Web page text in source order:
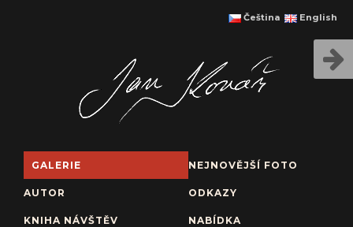
Čeština English
GALERIE NEJNOVĚJŠÍ FOTO
AUTOR ODKAZY
KNIHA NÁVŠTĚV NABÍDKA